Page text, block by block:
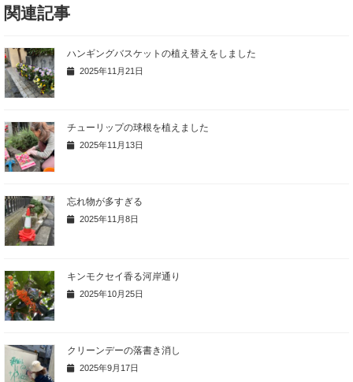
関連記事
ハンギングバスケットの植え替えをしました
2025年11月21日
チューリップの球根を植えました
2025年11月13日
忘れ物が多すぎる
2025年11月8日
キンモクセイ香る河岸通り
2025年10月25日
クリーンデーの落書き消し
2025年9月17日